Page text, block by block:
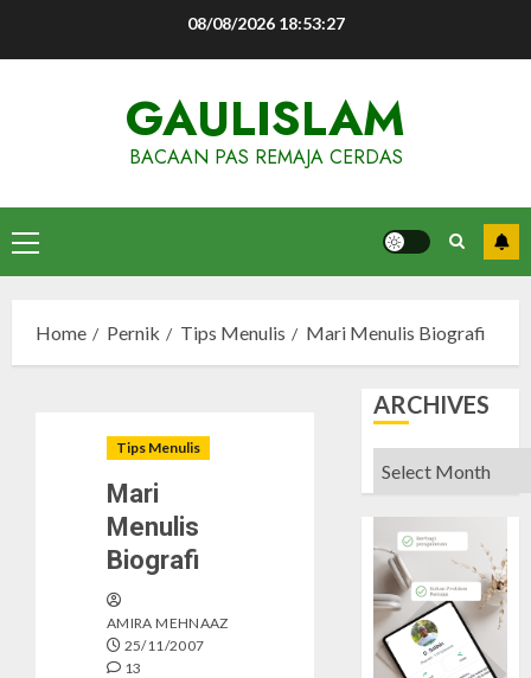
08/08/2026 18:53:28
GAULISLAM
BACAAN PAS REMAJA CERDAS
Primary
Menu
Home Pernik Tips Menulis Mari Menulis Biografi
Tips Menulis
Mari
Menulis
Biografi
AMIRA MEHNAAZ
25/11/2007
13
ARCHIVES
Archives